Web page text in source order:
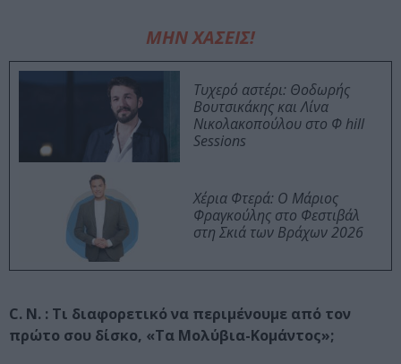
ΜΗΝ ΧΑΣΕΙΣ!
Τυχερό αστέρι: Θοδωρής
Βουτσικάκης και Λίνα
Νικολακοπούλου στο Φ hill
Sessions
Χέρια Φτερά: Ο Μάριος
Φραγκούλης στο Φεστιβάλ
στη Σκιά των Βράχων 2026
C. N. : Τι διαφορετικό να περιμένουμε από τον
πρώτο σου δίσκο, «Τα Μολύβια-Κομάντος»;